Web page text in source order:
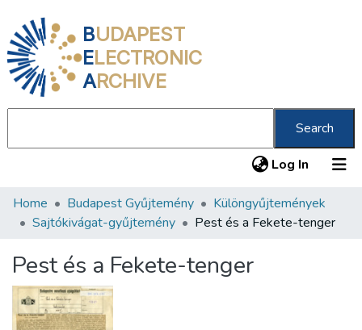
BUDAPEST
ELECTRONIC
ARCHIVE
Search
Log In (current)
Communities & Collections
Statistics
About us
Home Budapest Gyűjtemény
Különgyűjtemények
Sajtókivágat-gyűjtemény
Pest és a Fekete-tenger
Pest és a Fekete-tenger